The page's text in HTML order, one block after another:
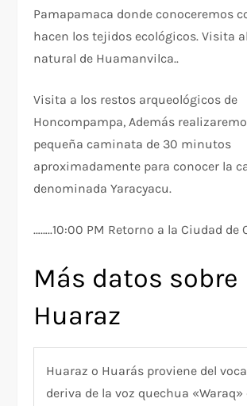
Pamapamaca donde conoceremos
hacen los tejidos ecológicos. Visita
natural de Huamanvilca..
Visita a los restos arqueológicos de
Honcompampa, Además
pequeña caminata de 30 minutos
aproximadamente para conocer la
denominada Yaracyacu.
……..10:00 PM Retorno a la Ciudad de
Más datos sobre
Huaraz
Huaraz o Huarás proviene del
deriva de la voz quechua «Waraq»